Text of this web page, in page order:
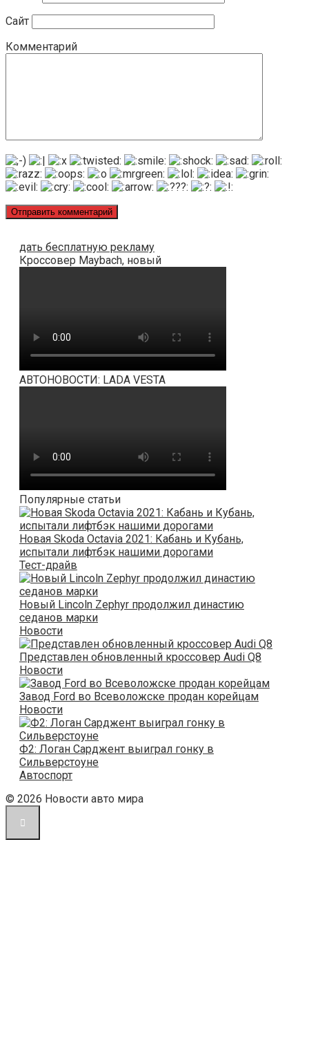
Сайт
Комментарий
дать бесплатную рекламу
Кроссовер Maybach, новый
АВТОНОВОСТИ: LADA VESTA
Популярные статьи
Новая Skoda Octavia 2021: Кабань и Кубань,
испытали лифтбэк нашими дорогами
Тест-драйв
Новый Lincoln Zephyr продолжил династию
седанов марки
Новости
Представлен обновленный кроссовер Audi Q8
Новости
Завод Ford во Всеволожске продан корейцам
Новости
Ф2: Логан Сарджент выиграл гонку в
Сильверстоуне
Автоспорт
© 2026 Новости авто мира